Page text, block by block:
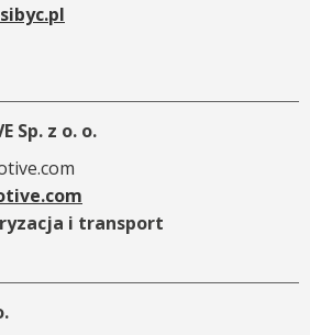
Sp. z o. o.
i transport